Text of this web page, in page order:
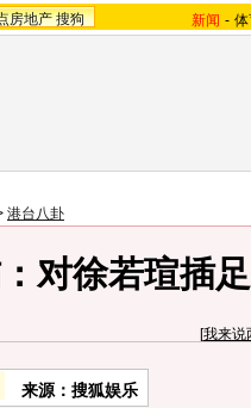
房地产 搜狗 新闻 -
港台八卦
对徐若瑄插
[我来说
来源：搜狐娱乐